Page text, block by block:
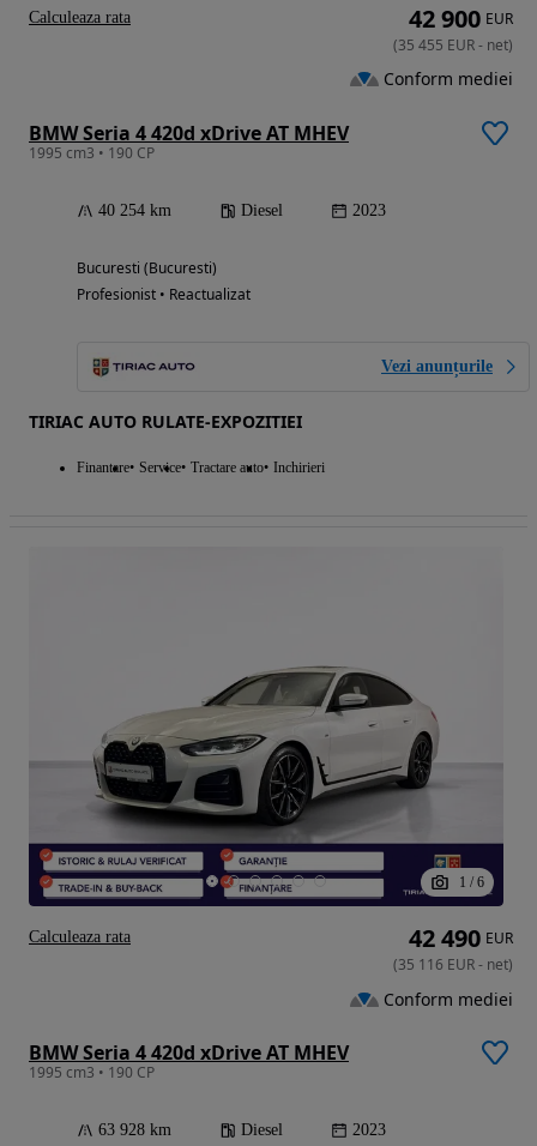
BMW Seria 4 420d xDrive AT MHEV
1995 cm3 • 190 CP
40 254 km Diesel 2023
Bucuresti (Bucuresti)
Profesionist • Reactualizat
Vezi anunțurile
TIRIAC AUTO RULATE-EXPOZITIEI
Finantare Service Tractare auto Inchirieri
42 900 EUR
(35 455 EUR- net)
Conform mediei
Calculeaza rata
1 / 6
BMW Seria 4 420d xDrive AT MHEV
1995 cm3 • 190 CP
63 928 km Diesel 2023
42 490 EUR
(35 116 EUR- net)
Conform mediei
Calculeaza rata